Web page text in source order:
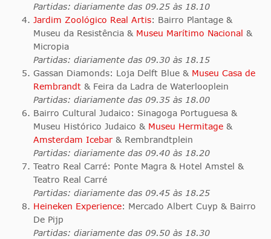
Partidas: diariamente das 09.25 às 18.10
Jardim Zoológico Real Artis: Bairro Plantage &
Museu da Resistência & Museu Marítimo Nacional &
Micropia
Partidas: diariamente das 09.30 às 18.15
Gassan Diamonds: Loja Delft Blue & Museu Casa de
Rembrandt & Feira da Ladra de Waterlooplein
Partidas: diariamente das 09.35 às 18.00
Bairro Cultural Judaico: Sinagoga Portuguesa &
Museu Histórico Judaico & Museu Hermitage &
Amsterdam Icebar & Rembrandtplein
Partidas: diariamente das 09.40 às 18.20
Teatro Real Carré: Ponte Magra & Hotel Amstel &
Teatro Real Carré
Partidas: diariamente das 09.45 às 18.25
Heineken Experience: Mercado Albert Cuyp & Bairro
De Pijp
Partidas: diariamente das 09.50 às 18.30